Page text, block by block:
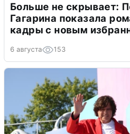
Больше не скрывает:
Гагарина показала
кадры с новым
6 августа 153